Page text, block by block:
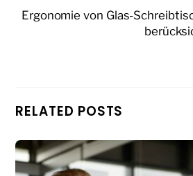
Ergonomie von Glas-
RELATED POSTS